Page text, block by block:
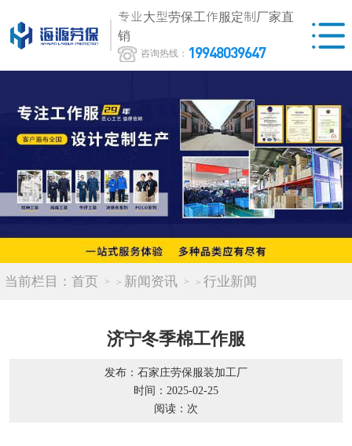
专业大型劳保工作服定制厂家直
销
咨询热线： 19948039647
当前栏目： 首页 > 新闻资讯 > 行业新闻
济宁冬季棉工作服
发布：石家庄劳保服装加工厂
时间：2025-02-25
阅读： 次